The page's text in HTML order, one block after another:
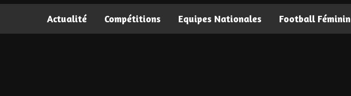
Actualité Compétitions Equipes Nationales Football Féminin